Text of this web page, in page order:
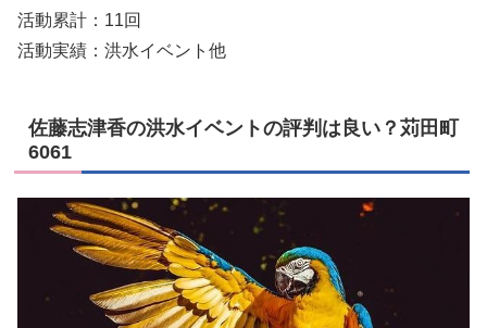
活動累計：11回
活動実績：洪水イベント他
佐藤志津香の洪水イベントの評判は良い？苅田町
6061